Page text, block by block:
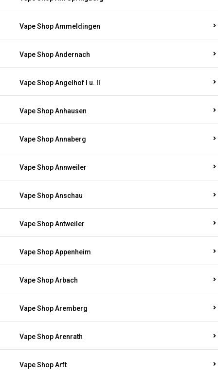
Vape Shop Ammeldingen
Vape Shop Andernach
Vape Shop Angelhof I u. II
Vape Shop Anhausen
Vape Shop Annaberg
Vape Shop Annweiler
Vape Shop Anschau
Vape Shop Antweiler
Vape Shop Appenheim
Vape Shop Arbach
Vape Shop Aremberg
Vape Shop Arenrath
Vape Shop Arft